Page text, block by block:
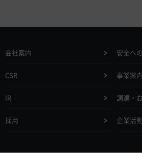
会社案内 安全へ
CSR 事業案内
IR 調達・
採用 企業活動